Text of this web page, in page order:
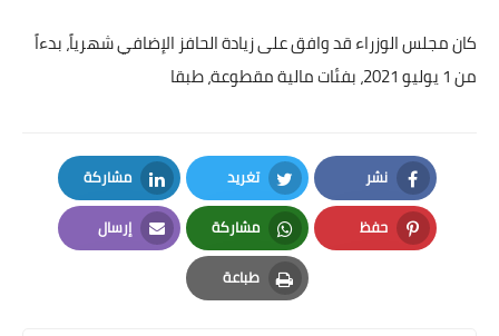
كان مجلس الوزراء قد وافق على زيادة الحافز الإضافي شهرياً، بدءاً
من 1 يوليو 2021، بفئات مالية مقطوعة، طبقا
نشر
Facebook
تغريد
Twitter
مشاركة
LinkedIn
حفظ
Pinterest
مشاركة
Whatsapp
إرسال
Email
طباعة
Print